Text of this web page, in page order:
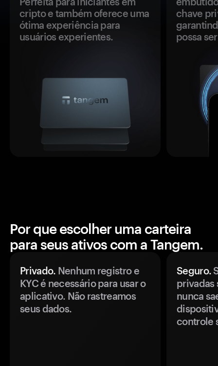
cripto e também oferece uma
ótima experiência para
usuários experientes.
chave
possa
Por que escolher uma carteira
para seus ativos com a Tangem.
Privado. Nenhum registro e
KYC é necessário para usar o
aplicativo. Não rastreamos
seus dados.
Seguro.
privadas
nunca
controle